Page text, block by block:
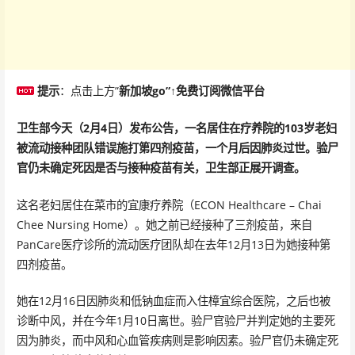
提示：点击上方”新加坡go”↑免费订阅微信平台
卫生部今天（2月4日）发布公告，一名居住在疗养院的103岁老妇
被流动接种团队错误施打第四剂疫苗，一个月后因肺炎过世。验尸
官仍未确定死因是否与接种疫苗有关，卫生部正展开调查。
这名老妇居住在菜市的宜康疗养院（ECON Healthcare – Chai
Chee Nursing Home）。她之前已经接种了三剂疫苗，来自
PanCare医疗诊所的流动医疗团队却在去年12月13日为她接种第
四剂疫苗。
她在12月16日因肺炎和低钠血症而入住樟宜综合医院，之后也被
诊断中风，并在今年1月10日离世。验尸官验尸并判定她的主要死
因为肺炎，而中风和心血管疾病则是影响因素。验尸官仍未确定死